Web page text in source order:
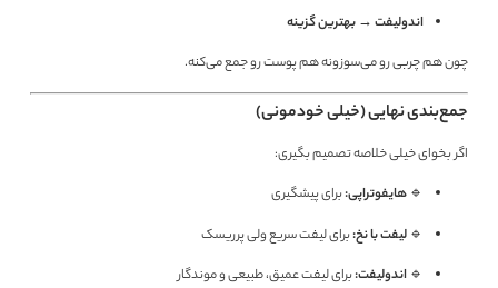
اندولیفت → بهترین گزینه
چون هم چربی رو می‌سوزونه هم پوست رو جمع می‌کنه.
جمع‌بندی نهایی (خیلی خودمونی)
اگر بخوای خیلی خلاصه تصمیم بگیری:
🔹 هایفوتراپی:برای پیشگیری
🔹 لیفت با نخ:برای لیفت سریع ولی پرریسک
🔹 اندولیفت:برای لیفت عمیق، طبیعی و موندگار